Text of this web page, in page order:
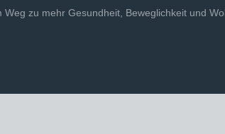
zu mehr Gesundheit, Beweglichkeit und